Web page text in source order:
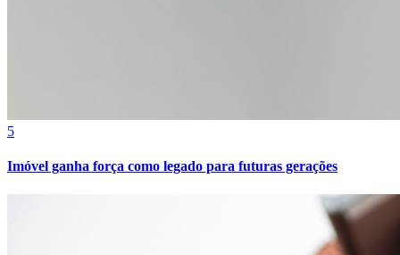
5
Imóvel ganha força como legado para futuras gerações